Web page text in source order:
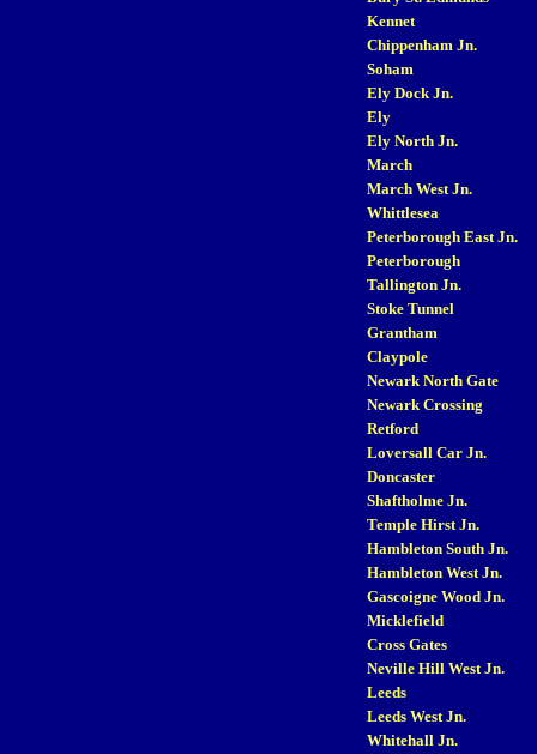
Kennet
Chippenham Jn.
Soham
Ely Dock Jn.
Ely
Ely North Jn.
March
March West Jn.
Whittlesea
Peterborough East Jn.
Peterborough
Tallington Jn.
Stoke Tunnel
Grantham
Claypole
Newark North Gate
Newark Crossing
Retford
Loversall Car Jn.
Doncaster
Shaftholme Jn.
Temple Hirst Jn.
Hambleton South Jn.
Hambleton West Jn.
Gascoigne Wood Jn.
Micklefield
Cross Gates
Neville Hill West Jn.
Leeds
Leeds West Jn.
Whitehall Jn.